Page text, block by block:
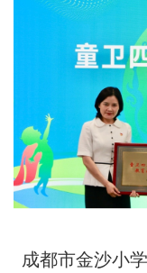
成都市金沙小